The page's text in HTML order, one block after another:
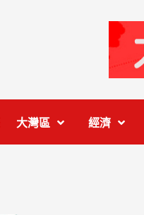
大灣區 經濟